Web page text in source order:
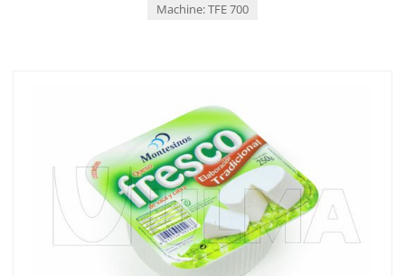
Machine: TFE 700